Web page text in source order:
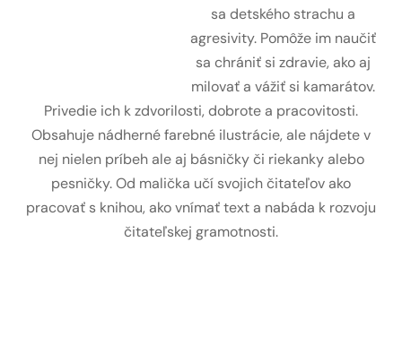
sa detského strachu a
agresivity. Pomôže im naučiť
sa chrániť si zdravie, ako aj
milovať a vážiť si kamarátov.
Privedie ich k zdvorilosti, dobrote a pracovitosti.
Obsahuje nádherné farebné ilustrácie, ale nájdete v
nej nielen príbeh ale aj básničky či riekanky alebo
pesničky. Od malička učí svojich čitateľov ako
pracovať s knihou, ako vnímať text a nabáda k rozvoju
čitateľskej gramotnosti.